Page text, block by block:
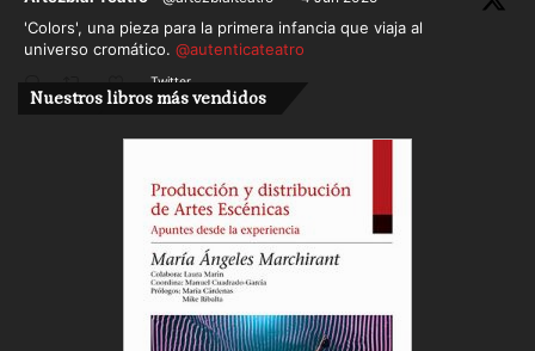
'Colors', una pieza para la primera infancia que viaja al
universo cromático. @autenticateatro
Twitter
Cargar más
Nuestros libros más vendidos